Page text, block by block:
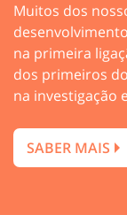
Muitos dos
na primeira
dos primeiros
na investigação
SABER MAIS